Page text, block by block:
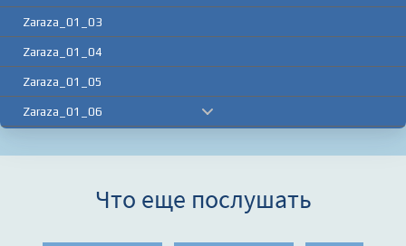
Zaraza_01_03
Zaraza_01_04
Zaraza_01_05
Zaraza_01_06
Zaraza_01_09Что еще послушать